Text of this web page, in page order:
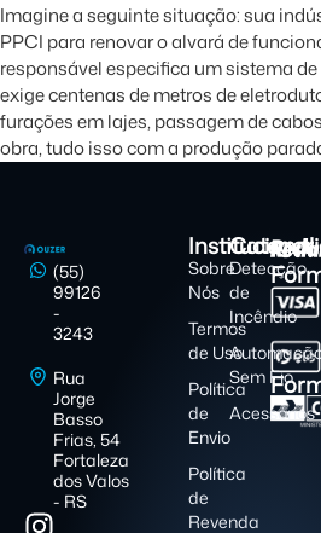
Imagine a seguinte situação: sua
PPCI para renovar o alvará de
responsável especifica um sistema
exige centenas de metros de
furações em lajes, passagem de
obra, tudo isso com a produção
(55)
99126
-
3243
Rua
Jorge
Basso
Frias, 54
Fortaleza
dos Valos
- RS
Institucional
Sobre
Nós
Termos
de Uso
Política
de
Envio
Política
de
Revenda
Detecção
de
Incêndio
Sem Fio
Acessórios